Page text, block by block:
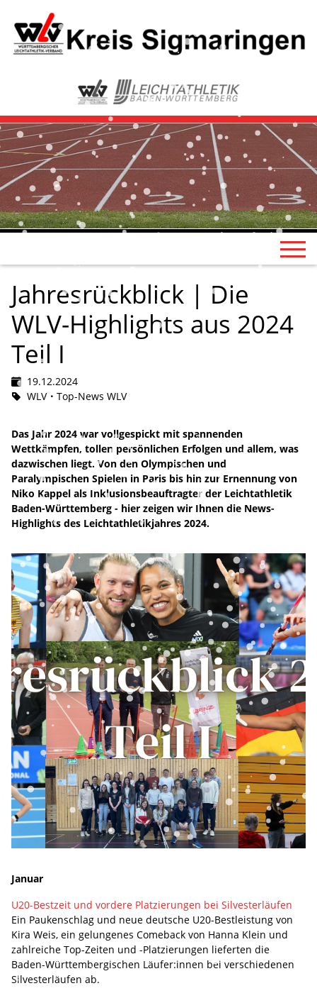
Jahresrückblick | Die
WLV-Highlights aus 2024
Teil I
19.12.2024
WLV
Top-News WLV
Das Jahr 2024 war vollgespickt mit spannenden
Wettkämpfen, tollen persönlichen Erfolgen und allem, was
dazwischen liegt. Von den Olympischen und
Paralympischen Spielen in Paris bis hin zur Ernennung von
Niko Kappel als Inklusionsbeauftragter der Leichtathletik
Baden-Württemberg - hier zeigen wir Ihnen die News-
Highlights des Leichtathletikjahres 2024.
Januar
U20-Bestzeit und vordere Platzierungen bei Silvesterläufen
Ein Paukenschlag und neue deutsche U20-Bestleistung von
Kira Weis, ein gelungenes Comeback von Hanna Klein und
zahlreiche Top-Zeiten und -Platzierungen lieferten die
Baden-Württembergischen Läufer:innen bei verschiedenen
Silvesterläufen ab.